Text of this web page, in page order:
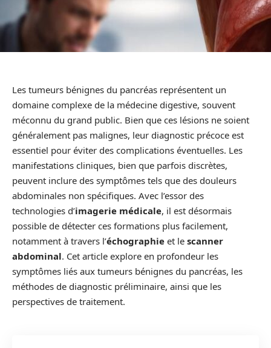
Les tumeurs bénignes du pancréas représentent un
domaine complexe de la médecine digestive, souvent
méconnu du grand public. Bien que ces lésions ne soient
généralement pas malignes, leur diagnostic précoce est
essentiel pour éviter des complications éventuelles. Les
manifestations cliniques, bien que parfois discrètes,
peuvent inclure des symptômes tels que des douleurs
abdominales non spécifiques. Avec l’essor des
technologies d’imagerie médicale, il est désormais
possible de détecter ces formations plus facilement,
notamment à travers l’échographie et le scanner
abdominal. Cet article explore en profondeur les
symptômes liés aux tumeurs bénignes du pancréas, les
méthodes de diagnostic préliminaire, ainsi que les
perspectives de traitement.